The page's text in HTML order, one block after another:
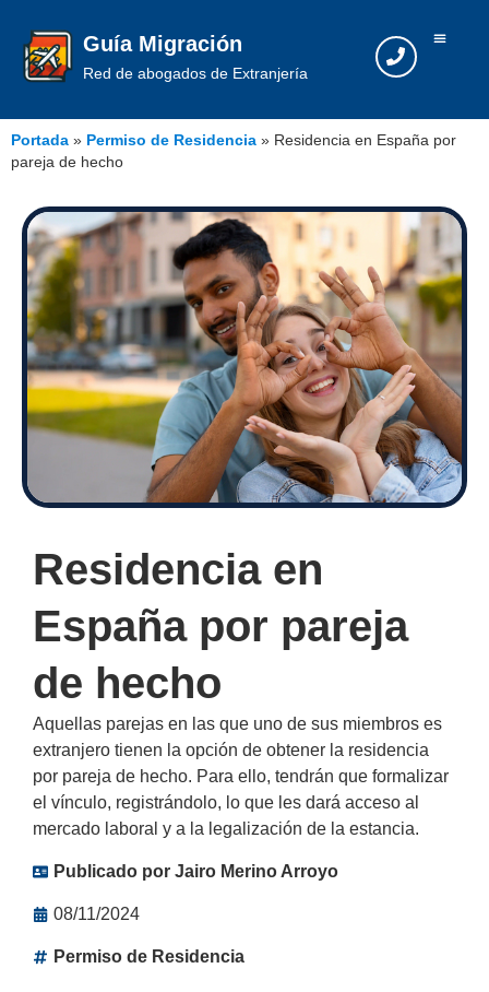
Guía Migración
Red de abogados de Extranjería
Portada » Permiso de Residencia » Residencia en España por
pareja de hecho
Residencia en
España por pareja
de hecho
Aquellas parejas en las que uno de sus miembros es
extranjero tienen la opción de obtener la residencia
por pareja de hecho. Para ello, tendrán que formalizar
el vínculo, registrándolo, lo que les dará acceso al
mercado laboral y a la legalización de la estancia.
Publicado por Jairo Merino Arroyo
08/11/2024
Permiso de Residencia